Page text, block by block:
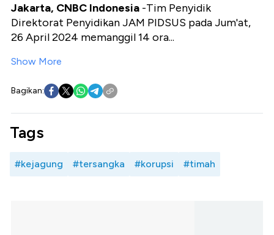
Jakarta, CNBC Indonesia -Tim Penyidik
Direktorat Penyidikan JAM PIDSUS pada Jum'at,
26 April 2024 memanggil 14 ora...
Show More
Bagikan:
Tags
#kejagung #tersangka #korupsi #timah